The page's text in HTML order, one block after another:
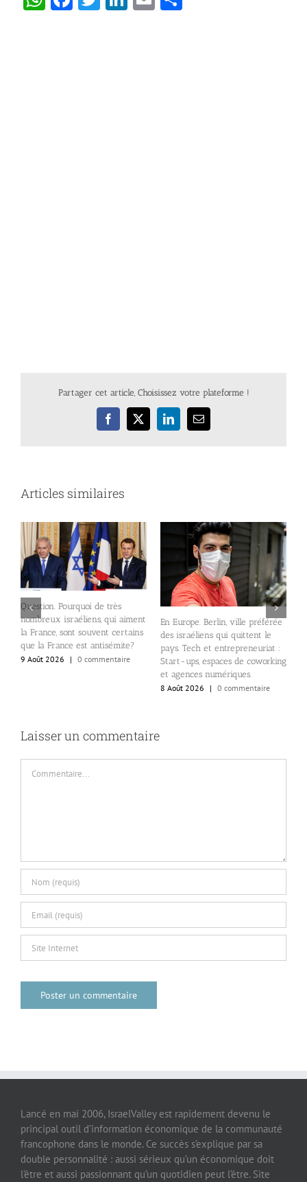
Partager cet article, Choisissez votre plateforme !
Facebook
X LinkedInEmail
Articles similaires
Question. Pourquoi de très
nombreux israéliens, qui aiment
la France, sont souvent certains
que la France est antisémite?
9 Août 2026
| 0 commentaire
En Europe. Berlin, ville préférée
des israéliens qui quittent le
pays. Tech et entrepreneuriat :
Start-ups, espaces de coworking
et agences numériques.
8 Août 2026
| 0 commentaire
Laisser un commentaire
Lancé en mai 2006, IsraelValley est rapidement devenu le
principal outil d’information économique de la communauté
francophone dans le monde. Ce succès s’explique par sa
double personnalité : aussi sérieux qu’un économique doit
l’être et aussi passionnant qu’un quotidien peut l’être. Site